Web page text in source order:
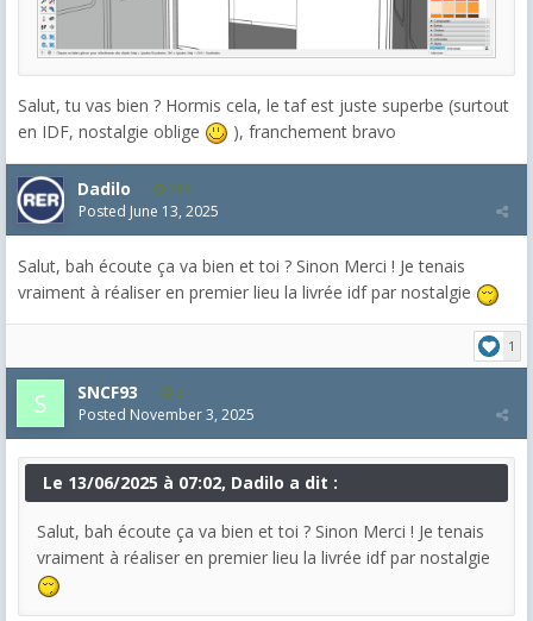
Salut, tu vas bien ? Hormis cela, le taf est juste superbe (surtout
en IDF, nostalgie oblige
), franchement bravo
Dadilo 101
Posted June 13, 2025
Salut, bah écoute ça va bien et toi ? Sinon Merci ! Je tenais
vraiment à réaliser en premier lieu la livrée idf par nostalgie
1
SNCF93 2
Posted November 3, 2025
Le 13/06/2025 à 07:02, Dadilo a dit :
Salut, bah écoute ça va bien et toi ? Sinon Merci ! Je tenais
vraiment à réaliser en premier lieu la livrée idf par nostalgie